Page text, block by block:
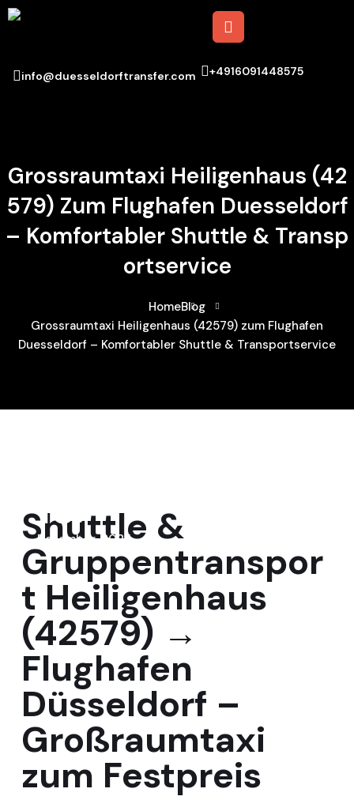
info@duesseldorftransfer.com +4916091448575
Grossraumtaxi Heiligenhaus (42
579) Zum Flughafen Duesseldorf
– Komfortabler Shuttle & Transp
Ortservice
HomeBlog
Grossraumtaxi Heiligenhaus (42579) zum Flughafen
Duesseldorf – Komfortabler Shuttle & Transportservice
15
Dezember, 2025
Shuttle &
Gruppentranspor
t Heiligenhaus
(42579) →
Flughafen
Düsseldorf –
Großraumtaxi
zum Festpreis